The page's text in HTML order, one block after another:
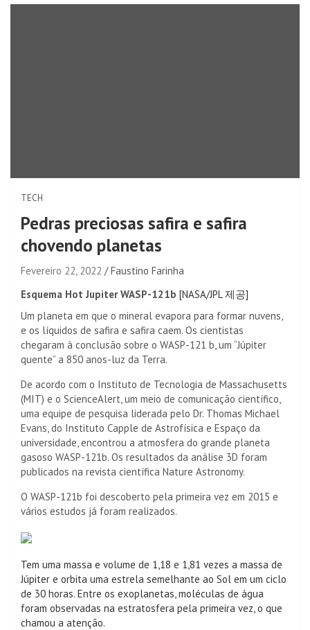
TECH
Pedras preciosas safira e safira
chovendo planetas
Fevereiro 22, 2022
Faustino Farinha
Esquema Hot Jupiter WASP-121b [NASA/JPL 제공]
Um planeta em que o mineral evapora para formar nuvens,
e os líquidos de safira e safira caem. Os cientistas
chegaram à conclusão sobre o WASP-121 b, um “Júpiter
quente” a 850 anos-luz da Terra.
De acordo com o Instituto de Tecnologia de Massachusetts
(MIT) e o ScienceAlert, um meio de comunicação científico,
uma equipe de pesquisa liderada pelo Dr. Thomas Michael
Evans, do Instituto Capple de Astrofísica e Espaço da
universidade, encontrou a atmosfera do grande planeta
gasoso WASP-121b. Os resultados da análise 3D foram
publicados na revista científica Nature Astronomy.
O WASP-121b foi descoberto pela primeira vez em 2015 e
vários estudos já foram realizados.
Tem uma massa e volume de 1,18 e 1,81 vezes a massa de
Júpiter e orbita uma estrela semelhante ao Sol em um ciclo
de 30 horas. Entre os exoplanetas, moléculas de água
foram observadas na estratosfera pela primeira vez, o que
chamou a atenção.